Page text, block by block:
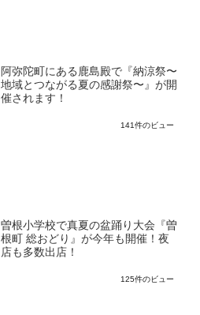
阿弥陀町にある鹿島殿で『納涼祭〜
地域とつながる夏の感謝祭〜』が開
催されます！
141件のビュー
曽根小学校で真夏の盆踊り大会『曽
根町 総おどり』が今年も開催！夜
店も多数出店！
125件のビュー